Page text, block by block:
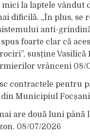
la laptele vândut
dificilă. „În plus, se
anti-
foarte clar că
susține Vasilică
vrânceni 08/
contractele pentru
Municipiul Focșani
are două luni până
08/07/2026